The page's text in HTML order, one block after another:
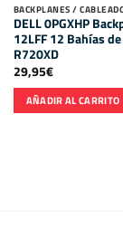
BACKPLANES /
DELL 0PGXHP
12LFF 12 Bahías
R720XD
29,95€
AÑADIR AL CARRITO